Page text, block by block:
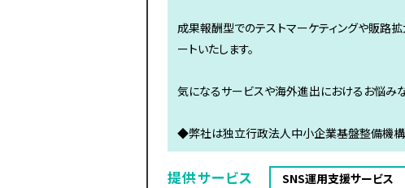
成果報酬型でのテストマーケティングや販路
ートいたします。
気になるサービスや海外進出におけるお悩み
◆弊社は独立行政法人中小企業基盤整備機
提供サービス SNS運用支援サービス